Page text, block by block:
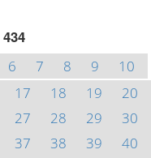
434
6 7 8 9
10
17 18 19
20
27 28 29
30
37 38 39
40